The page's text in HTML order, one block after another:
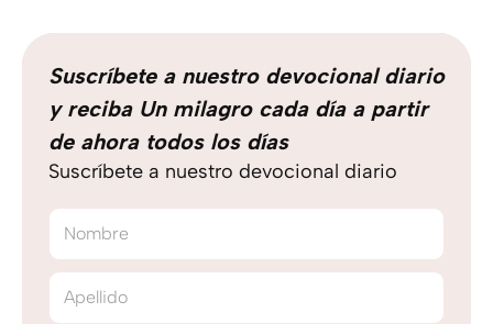
Suscríbete a nuestro devocional diario
y reciba Un milagro cada día a partir
de ahora todos los días
Suscríbete a nuestro devocional diario
Nombre
Apellido